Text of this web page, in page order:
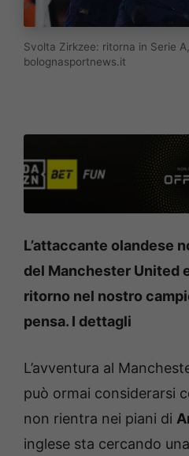
Svolta Zirkzee: ritorna in Serie
bolognasportnews.it
L’attaccante olandese
del Manchester United
ritorno nel nostro
pensa. I dettagli
L’avventura al
può ormai considerarsi
non rientra nei piani di
inglese sta cercando